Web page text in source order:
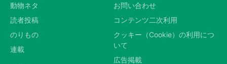
動物ネタ
読者投稿
のりもの
連載
お問い合わせ
コンテンツ二次利用
クッキー（Cookie）の利用につ
いて
広告掲載